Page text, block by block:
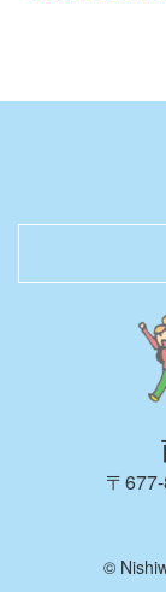
日本のまんな
歴史を語る文
観光スポット
お土産・買い
レジャー・宿
日本のへそ到
へそにちな
へそにちなん
観光モデルコ
春夏秋冬 花
四季を彩る
にしわき豆知
体験・土産
のんびり泊ま
キャンプで自
観光パンフレ
お役立ちリン
観光ガイドが
取材・ロケ支
旅行会社のみ
西脇市観光物
西脇市観光
西脇市へのア
お知らせブロ
お問い合わせ
〒
©